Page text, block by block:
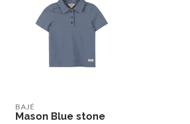
BAJÉ
Mason Blue stone